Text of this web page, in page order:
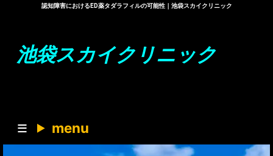
認知障害におけるED薬タダラフィルの可能性｜池袋スカイクリニック
池袋スカイクリニック
menu